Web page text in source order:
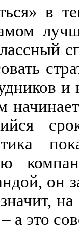
в
он
а это